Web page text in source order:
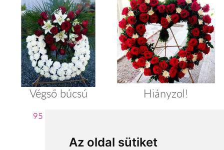
Az oldal sütiket
Végső búcsú
95 200 Ft-tól
Hiányzol!